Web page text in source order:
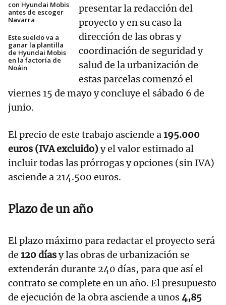
con Hyundai Mobis
antes de escoger
Navarra
Este sueldo va a
ganar la plantilla
de Hyundai Mobis
en la factoría de
Noáin
presentar la redacción del
proyecto y en su caso la
dirección de las obras y
coordinación de seguridad y
salud de la urbanización de
estas parcelas comenzó el
viernes 15 de mayo y concluye el sábado 6 de
junio.
El precio de este trabajo asciende a195.000
euros (IVA excluido)y el valor estimado al
incluir todas las prórrogas y opciones (sin IVA)
asciende a 214.500 euros.
Plazo de un año
El plazo máximo para redactar el proyecto será
de 120 díasy las obras de urbanización se
extenderán durante 240 días, para que así el
contrato se complete en un año. El presupuesto
de ejecución de la obra asciende a unos4,85